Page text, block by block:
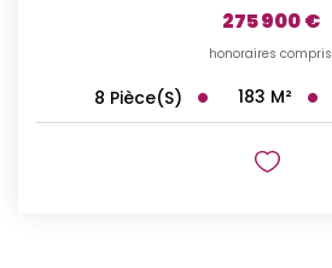
275 900 €
honoraires compris
8 Pièce(s) 183 M²